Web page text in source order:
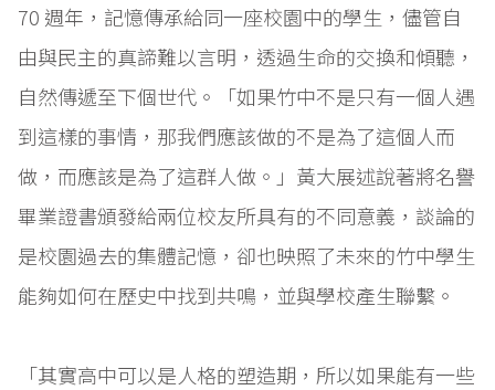
70 週年，記憶傳承給同一座校園中的學生，儘管自
由與民主的真諦難以言明，透過生命的交換和傾聽，
自然傳遞至下個世代。「如果竹中不是只有一個人遇
到這樣的事情，那我們應該做的不是為了這個人而
做，而應該是為了這群人做。」黃大展述說著將名譽
畢業證書頒發給兩位校友所具有的不同意義，談論的
是校園過去的集體記憶，卻也映照了未來的竹中學生
能夠如何在歷史中找到共鳴，並與學校產生聯繫。
「其實高中可以是人格的塑造期，所以如果能有一些